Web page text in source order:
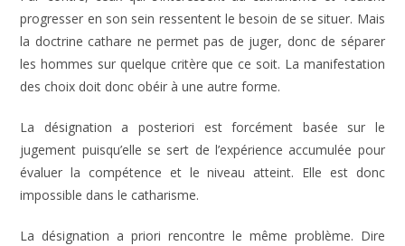
progresser en son sein ressentent le besoin de se situer. Mais
la doctrine cathare ne permet pas de juger, donc de séparer
les hommes sur quelque critère que ce soit. La manifestation
des choix doit donc obéir à une autre forme.
La désignation a posteriori est forcément basée sur le
jugement puisqu’elle se sert de l’expérience accumulée pour
évaluer la compétence et le niveau atteint. Elle est donc
impossible dans le catharisme.
La désignation a priori rencontre le même problème. Dire